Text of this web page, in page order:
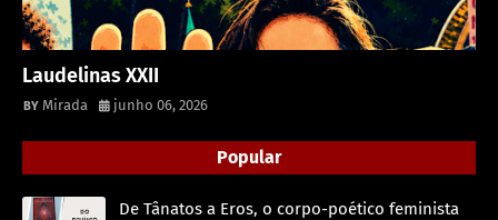
Laudelinas XXII
Mirada junho 06, 2026
Popular
De Tânatos a Eros, o corpo-poético feminista